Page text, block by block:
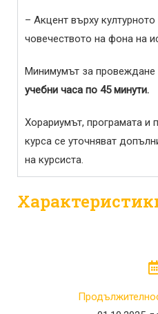
– Акцент върху
човечеството на фона на
Минимумът за провеждане
учебни часа по 45 минути.
Хорариумът, програмата и
курса се уточняват
на курсиста.